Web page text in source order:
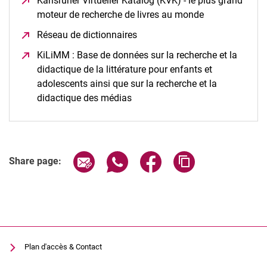
moteur de recherche de livres au monde
Réseau de dictionnaires
KiLiMM : Base de données sur la recherche et la
didactique de la littérature pour enfants et
adolescents ainsi que sur la recherche et la
didactique des médias
Share page: Share page via email
Share page via WhatsApp
Share page via
Plan d'accès & Contact